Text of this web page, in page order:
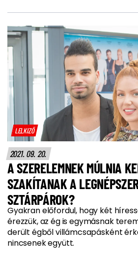
LELKIZŐ
2021. 09. 20.
A SZERELEMNEK MÚLNIA
SZAKÍTANAK A
SZTÁRPÁROK?
Gyakran előfordul, hogy két
érezzük, az ég is egymásnak
derült égből villámcsapásként
nincsenek együtt.